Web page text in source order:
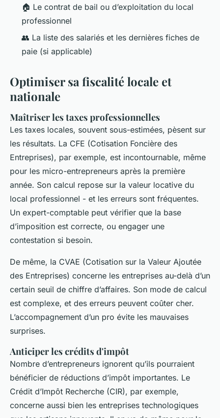
🏠 Le contrat de bail ou d’exploitation du local
professionnel
👥 La liste des salariés et les dernières fiches de
paie (si applicable)
Optimiser sa fiscalité locale et
nationale
Maîtriser les taxes professionnelles
Les taxes locales, souvent sous-estimées, pèsent sur
les résultats. La CFE (Cotisation Foncière des
Entreprises), par exemple, est incontournable, même
pour les micro-entrepreneurs après la première
année. Son calcul repose sur la valeur locative du
local professionnel - et les erreurs sont fréquentes.
Un expert-comptable peut vérifier que la base
d’imposition est correcte, ou engager une
contestation si besoin.
De même, la CVAE (Cotisation sur la Valeur Ajoutée
des Entreprises) concerne les entreprises au-delà d’un
certain seuil de chiffre d’affaires. Son mode de calcul
est complexe, et des erreurs peuvent coûter cher.
L’accompagnement d’un pro évite les mauvaises
surprises.
Anticiper les crédits d'impôt
Nombre d’entrepreneurs ignorent qu’ils pourraient
bénéficier de réductions d’impôt importantes. Le
Crédit d’Impôt Recherche (CIR), par exemple,
concerne aussi bien les entreprises technologiques